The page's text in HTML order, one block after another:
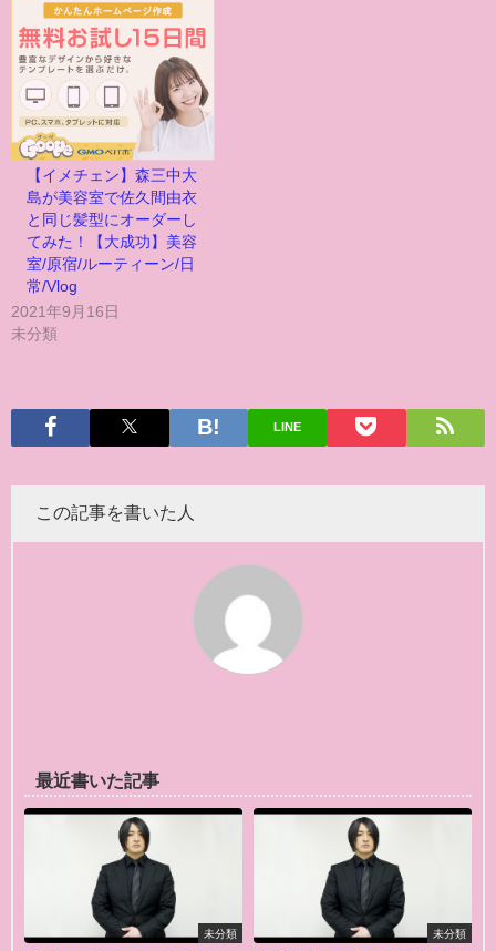
【イメチェン】森三中大
島が美容室で佐久間由衣
と同じ髪型にオーダーし
てみた！【大成功】美容
室/原宿/ルーティーン/日
常/Vlog
2021年9月16日
未分類
LINE
この記事を書いた人
最近書いた記事
未分類 未分類